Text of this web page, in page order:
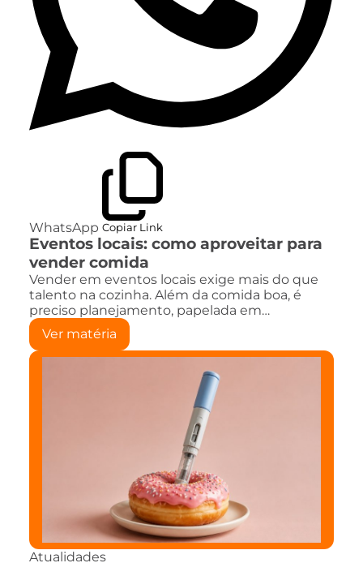
WhatsApp Copiar Link
Eventos locais: como aproveitar para
vender comida
Vender em eventos locais exige mais do que
talento na cozinha. Além da comida boa, é
preciso planejamento, papelada em…
Ver matéria
Atualidades